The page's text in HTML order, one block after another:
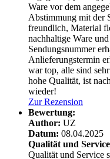
Ware vor dem
Abstimmung mit der
freundlich, Material
nachhaltige Ware
Sendungsnummer
Anlieferungstermin
war top, alle sind
hohe Qualität, ist
wieder!
Zur Rezension
Bewertung:
Author: UZ
Datum: 08.04.2025
Qualität und Service
Qualität und Service